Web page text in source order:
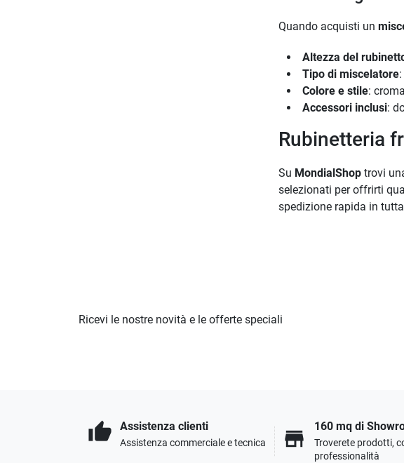
Quando acquisti un
Altezza del
Tipo di miscelatore
Colore e stile:
Accessori inclusi:
Rubinetteria
Su MondialShop trovi
selezionati per offrirti
spedizione rapida in
Ricevi le nostre novità e le offerte speciali
thumb_up Assistenza clienti
Assistenza commerciale e tecnica store
160 mq di
Troverete prodotti,
professionalità